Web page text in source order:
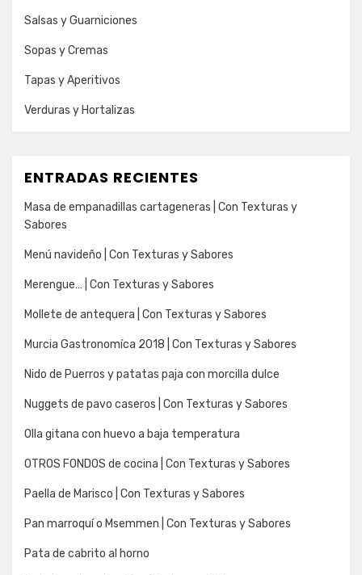
Salsas y Guarniciones
Sopas y Cremas
Tapas y Aperitivos
Verduras y Hortalizas
ENTRADAS RECIENTES
Masa de empanadillas cartageneras | Con Texturas y
Sabores
Menú navideño | Con Texturas y Sabores
Merengue… | Con Texturas y Sabores
Mollete de antequera | Con Texturas y Sabores
Murcia Gastronomíca 2018 | Con Texturas y Sabores
Nido de Puerros y patatas paja con morcilla dulce
Nuggets de pavo caseros | Con Texturas y Sabores
Olla gitana con huevo a baja temperatura
OTROS FONDOS de cocina | Con Texturas y Sabores
Paella de Marisco | Con Texturas y Sabores
Pan marroquí o Msemmen | Con Texturas y Sabores
Pata de cabrito al horno